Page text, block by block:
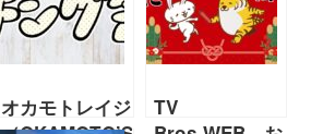
オカモトレイジ
TV